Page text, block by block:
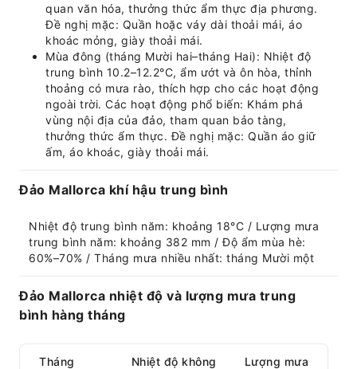
quan văn hóa, thưởng thức ẩm thực địa phương.
Đề nghị mặc: Quần hoặc váy dài thoải mái, áo
khoác mỏng, giày thoải mái.
Mùa đông (tháng Mười hai–tháng Hai): Nhiệt độ
trung bình 10.2–12.2°C, ẩm ướt và ôn hòa, thỉnh
thoảng có mưa rào, thích hợp cho các hoạt động
ngoài trời. Các hoạt động phổ biến: Khám phá
vùng nội địa của đảo, tham quan bảo tàng,
thưởng thức ẩm thực. Đề nghị mặc: Quần áo giữ
ấm, áo khoác, giày thoải mái.
Đảo Mallorca khí hậu trung bình
Nhiệt độ trung bình năm: khoảng 18°C / Lượng mưa
trung bình năm: khoảng 382 mm / Độ ẩm mùa hè:
60%–70% / Tháng mưa nhiều nhất: tháng Mười một
Đảo Mallorca nhiệt độ và lượng mưa trung
bình hàng tháng
Tháng
Nhiệt độ không
Lượng mưa